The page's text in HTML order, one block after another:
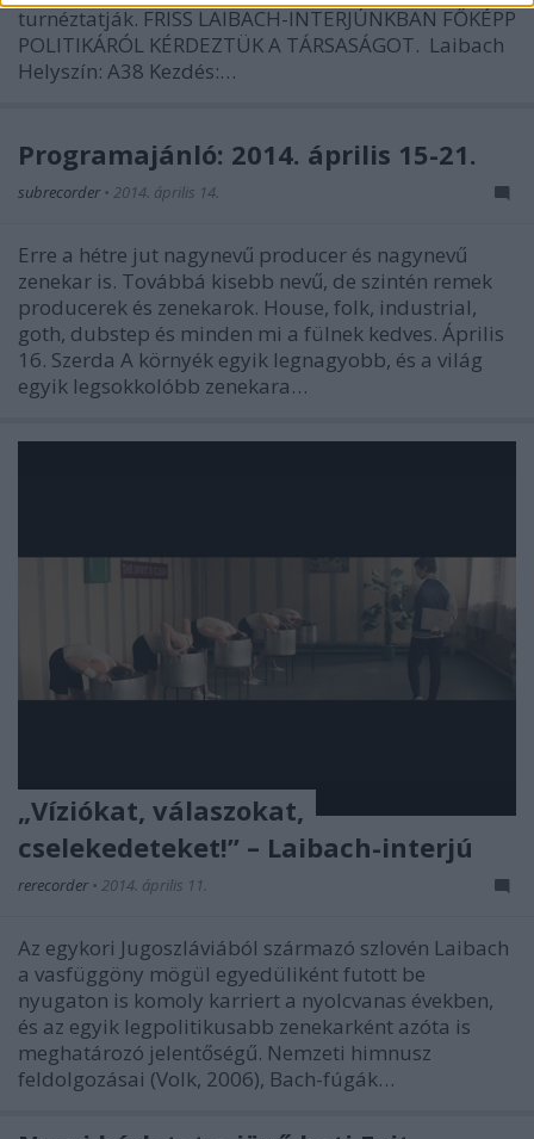
turnéztatják. FRISS LAIBACH-INTERJÚNKBAN FŐKÉPP
POLITIKÁRÓL KÉRDEZTÜK A TÁRSASÁGOT. Laibach
Helyszín: A38 Kezdés:…
Programajánló: 2014. április 15-21.
subrecorder • 2014. április 14.
Erre a hétre jut nagynevű producer és nagynevű
zenekar is. Továbbá kisebb nevű, de szintén remek
producerek és zenekarok. House, folk, industrial,
goth, dubstep és minden mi a fülnek kedves. Április
16. Szerda A környék egyik legnagyobb, és a világ
egyik legsokkolóbb zenekara…
„Víziókat, válaszokat,
cselekedeteket!” – Laibach-interjú
rerecorder • 2014. április 11.
Az egykori Jugoszláviából származó szlovén Laibach
a vasfüggöny mögül egyedüliként futott be
nyugaton is komoly karriert a nyolcvanas években,
és az egyik legpolitikusabb zenekarként azóta is
meghatározó jelentőségű. Nemzeti himnusz
feldolgozásai (Volk, 2006), Bach-fúgák…